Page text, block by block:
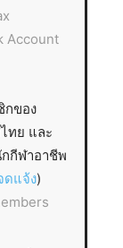
Account
กของ
ทย และ
กีฬาอาชีพ
ดแจ้ง)